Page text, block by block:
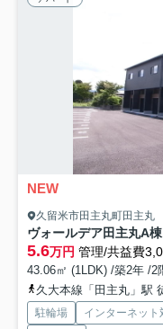
NEW
久留米市田主丸町田主丸
ヴォールデア田主丸A棟
5.6万円 管理/共益費
43.06㎡ (1LDK) /築2年 /2
久大本線「田主丸」駅
駐輪場 インターネット